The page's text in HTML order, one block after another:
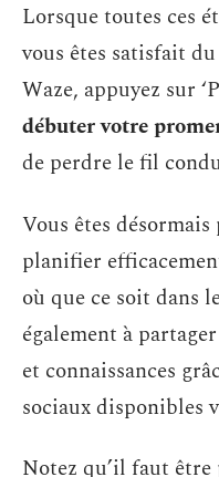
Lorsque toutes ces
vous êtes satisfait
Waze, appuyez sur
débuter votre
de perdre le fil
Vous êtes
planifier
où que ce soit dans
également à
et connaissances
sociaux disponibles
Notez qu’il faut